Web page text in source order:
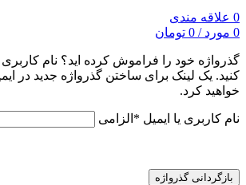
0 علاقه مندی
0 مورد /
0 تومان
گذرواژه خود را فراموش کرده اید؟ نام کاربری
کنید. یک لینک برای ساختن گذرواژه جدید در
خواهید کرد.
نام کاربری یا ایمیل * الزامی
بازگردانی گذرواژه